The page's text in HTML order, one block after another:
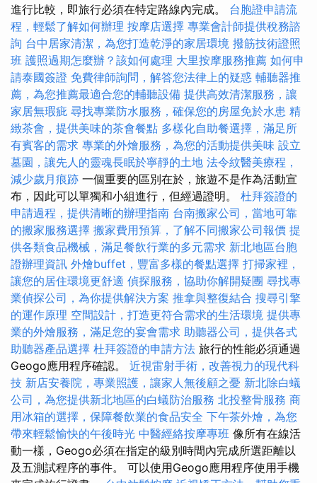
進行比較，即旅行必須在特定路線內完成。 台胞證申請流
程，輕鬆了解如何辦理 按摩店選擇 專業會計師提供稅務諮
詢 台中居家清潔，為您打造乾淨的家居環境 撥筋技術證照
班 護照過期怎麼辦？該如何處理 大里按摩服務推薦 如何申
請泰國簽證 免費律師詢問，解答您法律上的疑惑 輔聽器推
薦，為您推薦最適合您的輔聽設備 提供高效清潔服務，讓
家居無瑕疵 尋找專業防水服務，確保您的房屋免於水患 精
緻茶會，提供美味的茶會餐點 多樣化自助餐選擇，滿足所
有賓客的需求 專業的外燴服務，為您的活動提供美味 設立
墓園，讓先人的靈魂長眠於寧靜的土地 法令紋醫美療程，
減少歲月痕跡 一個重要的區別在於，旅遊不是作為活動宣
布，因此可以單獨和小組進行，但經過證明。 杜拜簽證的
申請過程，提供清晰的辦理指南 台南搬家公司，當地可靠
的搬家服務選擇 搬家費用預算，了解不同搬家公司報價 提
供各類食品機械，滿足餐飲行業的多元需求 新北地區台胞
證辦理資訊 外燴buffet，豐富多樣的餐點選擇 打掃家裡，
讓您的居住環境更舒適 偵探服務，協助你解開疑團 尋找專
業偵探公司，為你提供解決方案 推拿與整復結合 搜尋引擎
的運作原理 空間設計，打造更符合需求的生活環境 提供專
業的外燴服務，滿足您的宴會需求 助聽器公司，提供各式
助聽器產品選擇 杜拜簽證的申請方法 旅行的性能必須通過
Geogo應用程序確認。 近視雷射手術，改善視力的現代科
技 新店安養院，專業照護，讓家人無後顧之憂 新北除白蟻
公司，為您提供新北地區的白蟻防治服務 北投整骨服務 商
用冰箱的選擇，保障餐飲業的食品安全 下午茶外燴，為您
帶來輕鬆愉快的午後時光 中醫經絡按摩專班 像所有在線活
動一樣，Geogo必須在指定的級別時間內完成所選距離以
及五測試程序的事件。 可以使用Geogo應用程序使用手機